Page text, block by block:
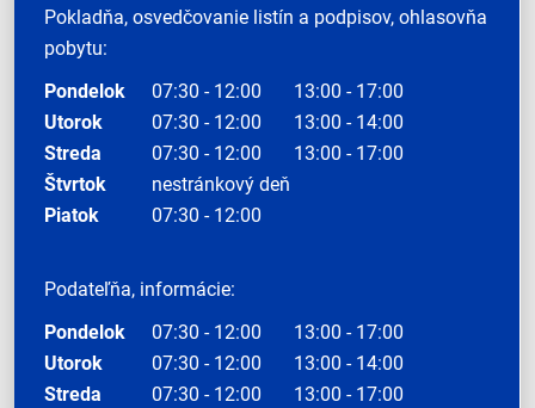
Pokladňa, osvedčovanie listín a podpisov, ohlasovňa
pobytu:
Pondelok
07:30 - 12:00
13:00 - 17:00
Utorok
07:30 - 12:00
13:00 - 14:00
Streda
07:30 - 12:00
13:00 - 17:00
Štvrtok
nestránkový deň
Piatok
07:30 - 12:00
Podateľňa, informácie:
Pondelok
07:30 - 12:00
13:00 - 17:00
Utorok
07:30 - 12:00
13:00 - 14:00
Streda
07:30 - 12:00
13:00 - 17:00